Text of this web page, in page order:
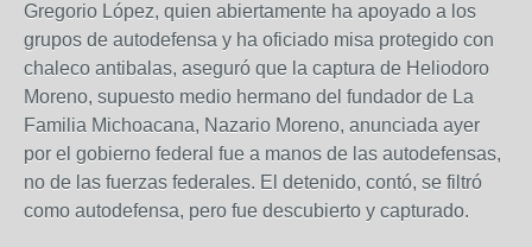
Gregorio López, quien abiertamente ha apoyado a los
grupos de autodefensa y ha oficiado misa protegido con
chaleco antibalas, aseguró que la captura de Heliodoro
Moreno, supuesto medio hermano del fundador de La
Familia Michoacana, Nazario Moreno, anunciada ayer
por el gobierno federal fue a manos de las autodefensas,
no de las fuerzas federales. El detenido, contó, se filtró
como autodefensa, pero fue descubierto y capturado.